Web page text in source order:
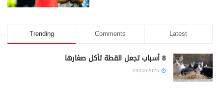
Trending Comments Latest
8 أسباب تجعل القطة تأكل صغارها